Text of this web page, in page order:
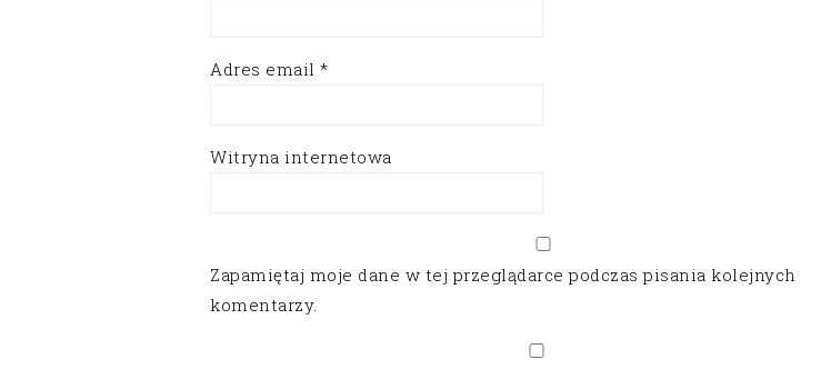
Adres email *
Witryna internetowa
Zapamiętaj moje dane w tej przeglądarce podczas pisania kolejnych
komentarzy.